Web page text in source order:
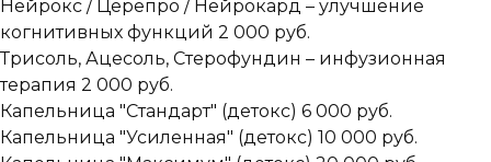
Нейрокс / Церепро / Нейрокард – улучшение
когнитивных функций 2 000 руб.
Трисоль, Ацесоль, Стерофундин – инфузионная
терапия 2 000 руб.
Капельница "Стандарт" (детокс) 6 000 руб.
Капельница "Усиленная" (детокс) 10 000 руб.